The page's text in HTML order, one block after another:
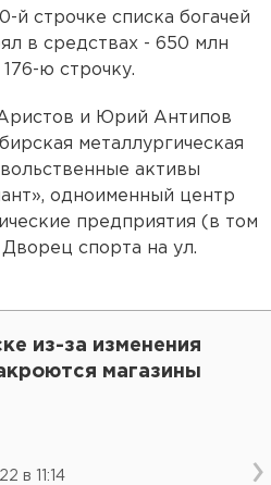
й строчке списка богачей
в средствах - 650 млн
ю строчку.
и Юрий Антипов
металлургическая
активы
одноименный центр
предприятия (в том
спорта на ул.
из-за изменения
магазины
в 11:14